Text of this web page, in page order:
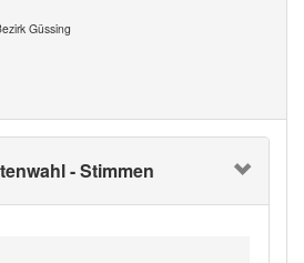
Güssing
- Stimmen